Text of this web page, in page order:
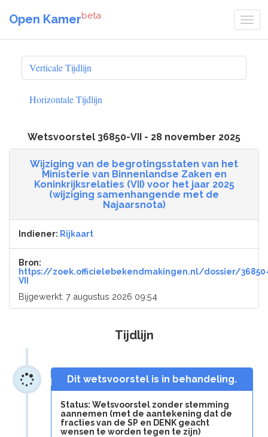
Open Kamerbeta
Verticale Tijdlijn
Horizontale Tijdlijn
Wetsvoorstel 36850-VII - 28 november 2025
Wijziging van de begrotingsstaten van het
Ministerie van Binnenlandse Zaken en
Koninkrijksrelaties (VII) voor het jaar 2025
(wijziging samenhangende met de
Najaarsnota)
Indiener: Rijkaart
Bron:
https://zoek.officielebekendmakingen.nl/dossier/
VII
Bijgewerkt: 7 augustus 2026 09:54
Tijdlijn
Dit wetsvoorstel is in behandeling.
Status: Wetsvoorstel zonder stemming
aannemen (met de aantekening dat de
fracties van de SP en DENK geacht
wensen te worden tegen te zijn)